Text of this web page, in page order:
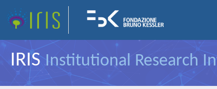
IRISInstitutional Research